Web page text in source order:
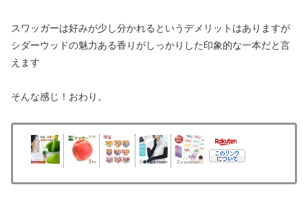
スワッガーは好みが少し分かれるというデメリットはありますが
シダーウッドの魅力ある香りがしっかりした印象的な一本だと言
えます
そんな感じ！おわり。